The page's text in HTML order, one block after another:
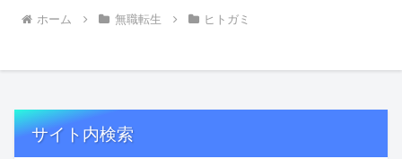
ホーム 無職転生 ヒトガミ
サイト内検索